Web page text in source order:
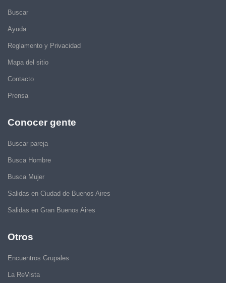
Buscar
Ayuda
Reglamento y Privacidad
Mapa del sitio
Contacto
Prensa
Conocer gente
Buscar pareja
Busca Hombre
Busca Mujer
Salidas en Ciudad de Buenos Aires
Salidas en Gran Buenos Aires
Otros
Encuentros Grupales
La ReVista